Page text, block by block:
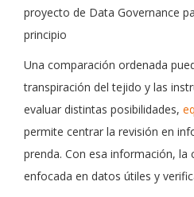
proyecto de Data Governance
principio
Una comparación ordenada
transpiración del tejido y las
evaluar distintas posibilidades,
permite centrar la revisión en
prenda. Con esa información, la
enfocada en datos útiles y